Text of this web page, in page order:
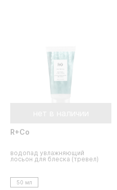
R+Co
водопад увлажняющий
лосьон для блеска (тревел)
50 мл